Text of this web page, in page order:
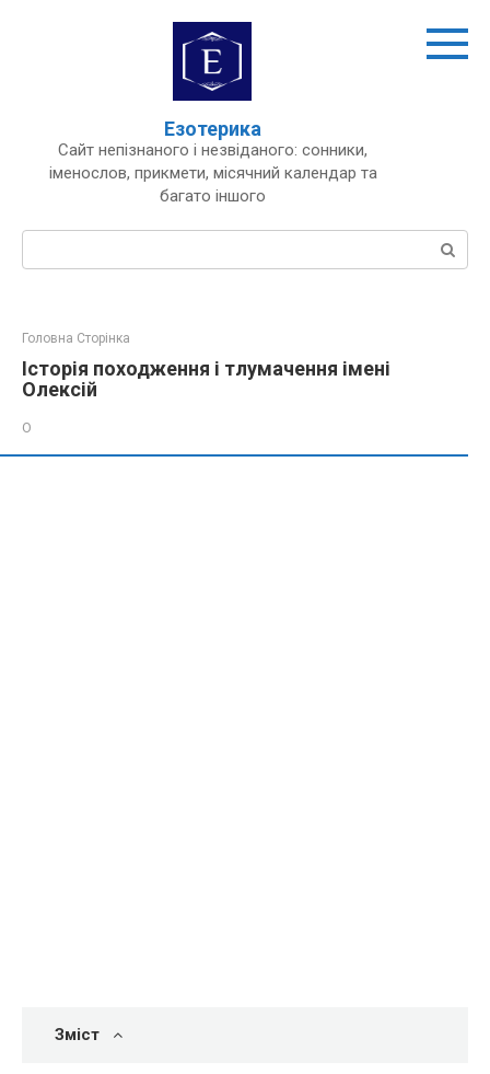
Езотерика
Сайт непізнаного і незвіданого: сонники,
іменослов, прикмети, місячний календар та
багато іншого
Пошук:
Головна Сторінка
Історія походження і тлумачення імені
Олексій
О
Зміст